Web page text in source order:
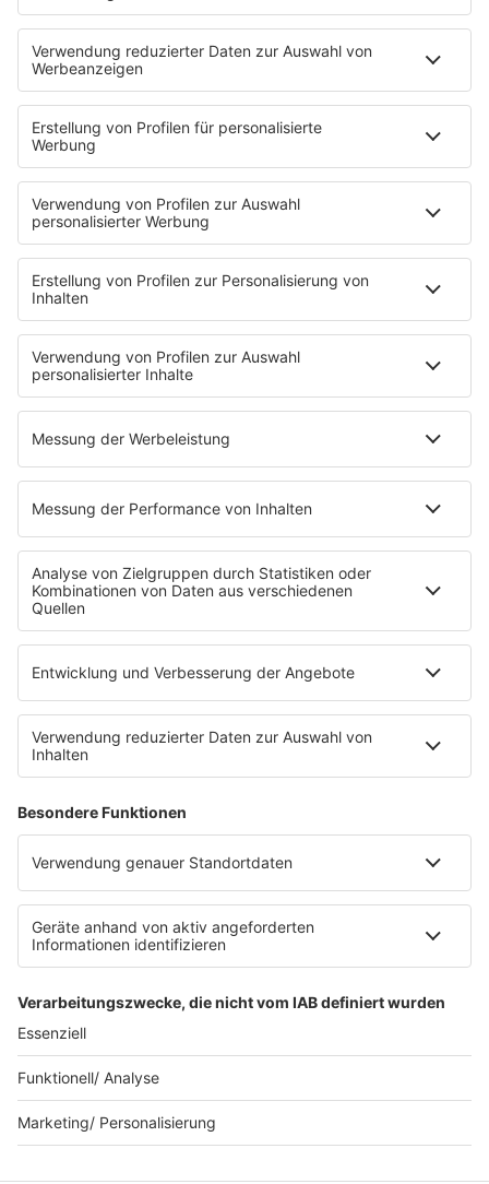
HOME
PROGRAMM
Sendeplan
DJs
Playlist
MUSIC
Streams
Album der Woche
News
Highlights
Charts
EVENTS
Kontakt
Newsletter
Empfang
sunshine live App
werben bei SUNSHINE LIVE
SERVICE
Datenschutz
Datenschutzerklärung zur sunshine live App
Impressum
Teilnahmebedingungen
SUNSHINE LIVE 24/7 ELECTRONIC
© sunshine live / realisiert auf Basis von resc.web, dem CMS von resc.